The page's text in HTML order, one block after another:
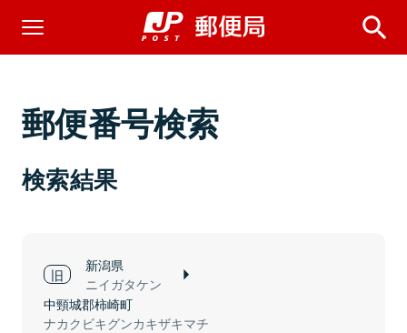
郵便番号検索
検索結果
新潟県
ニイガタケン
中頸城郡柿崎町
ナカクビキグンカキザキマチ